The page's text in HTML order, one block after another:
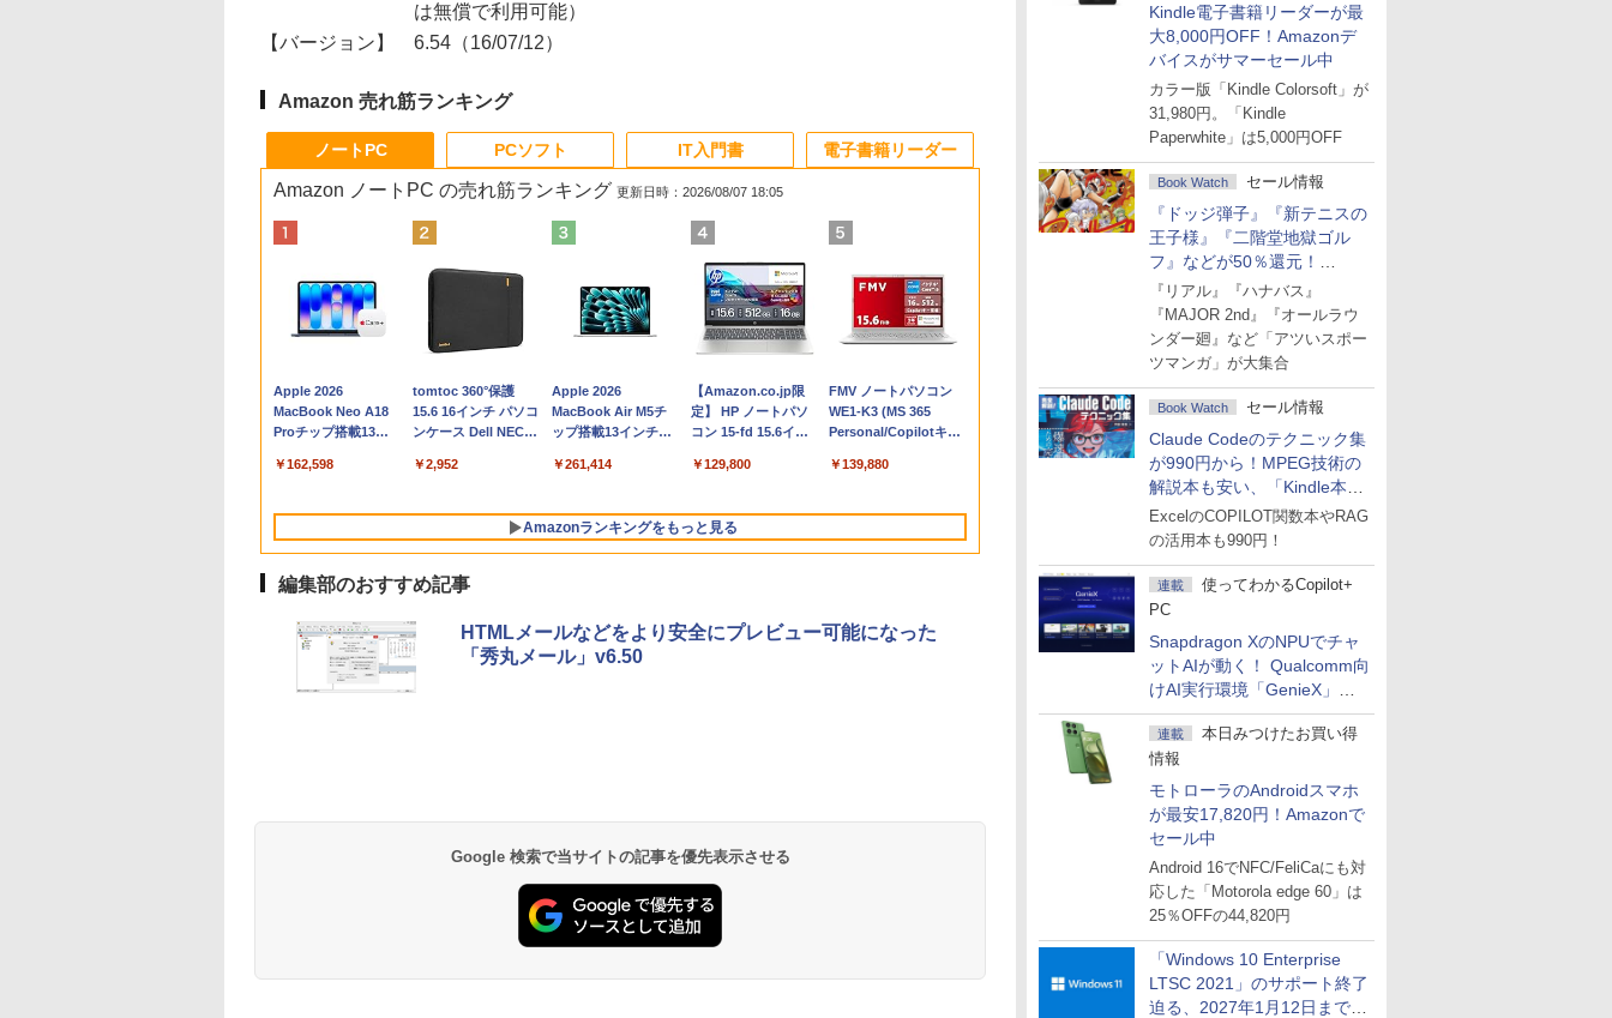
Kindle電子書籍リーダーが最
大8,000円OFF！Amazonデ
バイスがサマーセール中
カラー版「Kindle Colorsoft」が
31,980円。「Kindle
Paperwhite」は5,000円OFF
Book Watch セール情報
『ドッジ弾子』『新テニスの
王子様』『二階堂地獄ゴル
フ』などが50％還元！
Amazonマンガ週末セール
『リアル』『ハナバス』
『MAJOR 2nd』『オールラウ
ンダー廻』など「アツいスポー
ツマンガ」が大集合
Book Watch セール情報
Claude Codeのテクニック集
が990円から！MPEG技術の
解説本も安い、「Kindle本サ
マーセール」第2弾開始！
ExcelのCOPILOT関数本やRAG
の活用本も990円！
連載
使ってわかるCopilot+
PC
Snapdragon XのNPUでチャ
ットAIが動く！ Qualcomm向
けAI実行環境「GenieX」を
試してみた
連載
本日みつけたお買い得
情報
モトローラのAndroidスマホ
が最安17,820円！Amazonで
セール中
Android 16でNFC/FeliCaにも対
応した「Motorola edge 60」は
25％OFFの44,820円
「Windows 10 Enterprise
LTSC 2021」のサポート終了
迫る、2027年1月12日まで
は無償で利用可能）
【バージョン】
6.54（16/07/12）
Amazon 売れ筋ランキング
ノートPC
Amazon ノートPC の売れ筋ランキング 更新日時：2026/08/07 18:05
Apple 2026
MacBook Neo A18
Proチップ搭載13イ
AIとApple
Retinaディスプレ
512GB SSD、1080p
FaceTime HDカメ
ラ、Touch ID - イン
AppleCare+ for 13イ
ンチMacBook
Neo(A18 Pro)|ダウン
ロード版
￥162,598
tomtoc 360°保護
15.6 16インチ パソコ
ンケース Dell NEC
dynabook Lenovo
￥2,952
Apple 2026
MacBook Air M5チ
ップ搭載13インチノ
Apple Intelligence、
Retinaディスプレ
イ、16GBユニファイ
ドメモリ、1TB SSD
ド、Touch ID - シル
バー
￥261,414
【Amazon.co.jp限
定】 HP ノートパソ
コン 15-fd 15.6イン
512GB SSD インテ
￥129,800
FMV ノートパソコン
WE1-K3 (MS 365
Personal/Copilotキー
型/Core i5/16GB/SSD
FMVWK3E15W_AZ
￥139,880
Amazonランキングをもっと見る
PCソフト
版|Windows11、
￥39,582
インゲームコード】
ラインコード版
￥3,200
ンゲームコード】 ロ
ンコード版
￥1,600
IT入門書
ズ (はぴーイラスト
マニュアル AI副業に
もKindle出版にも！
非エンジニアのため
のAIコーディング入
￥99
￥1,292
電子書籍リーダー
続バッテリー、6イン
書籍リーダー、ブラ
ック、16GB、広告な
￥16,980
るさ自動調整、色調
持続バッテリー、広
告なし、メタリック
ブラック
￥27,980
レイ、色調調節ライ
ッテリー、広告無
し、ブラック (2025
年発売)
￥31,980
編集部のおすすめ記事
HTMLメールなどをより安全にプレビュー可能になった
「秀丸メール」v6.50
Google 検索で当サイトの記事を優先表示させる